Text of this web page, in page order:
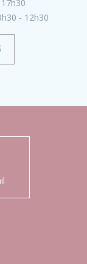
- 12h30